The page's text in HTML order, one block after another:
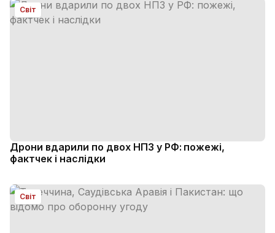
Світ
Дрони вдарили по двох НПЗ у РФ: пожежі,
фактчек і наслідки
Світ